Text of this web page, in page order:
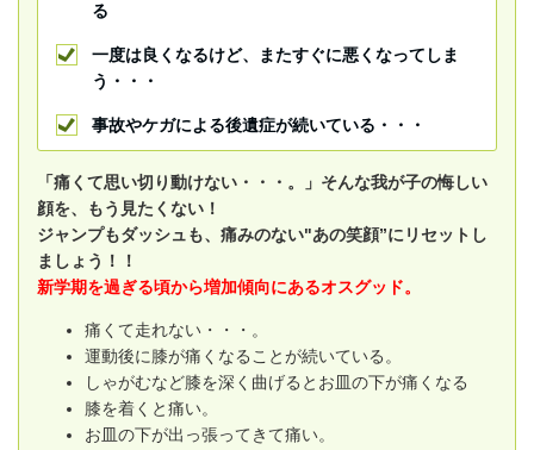
る
一度は良くなるけど、またすぐに悪くなってしま
う・・・
事故やケガによる後遺症が続いている・・・
「痛くて思い切り動けない・・・。」そんな我が子の悔しい
顔を、もう見たくない！
ジャンプもダッシュも、痛みのない"あの笑顔”にリセットし
ましょう！！
新学期を過ぎる頃から増加傾向にあるオスグッド。
痛くて走れない・・・。
運動後に膝が痛くなることが続いている。
しゃがむなど膝を深く曲げるとお皿の下が痛くなる
膝を着くと痛い。
お皿の下が出っ張ってきて痛い。